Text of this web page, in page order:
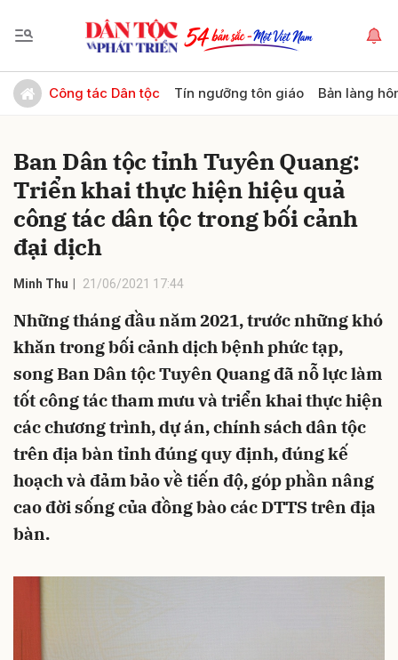
Công tác Dân tộc Tín ngưỡng tôn giáo Bản làng
Ban Dân tộc tỉnh Tuyên Quang:
Triển khai thực hiện hiệu quả
công tác dân tộc trong bối cảnh
đại dịch
Minh Thu 21/06/2021 17:44
Những tháng đầu năm 2021, trước những khó
khăn trong bối cảnh dịch bệnh phức tạp,
song Ban Dân tộc Tuyên Quang đã nỗ lực làm
tốt công tác tham mưu và triển khai thực hiện
các chương trình, dự án, chính sách dân tộc
trên địa bàn tỉnh đúng quy định, đúng kế
hoạch và đảm bảo về tiến độ, góp phần nâng
cao đời sống của đồng bào các DTTS trên địa
bàn.
Gửi bình luận